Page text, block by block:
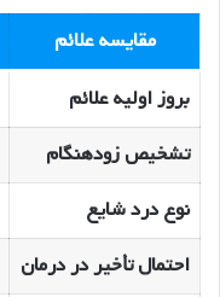
مقایسه علائم
بروز اولیه علائم
تشخیص زودهنگام
نوع درد شایع
احتمال تأخیر در درمان